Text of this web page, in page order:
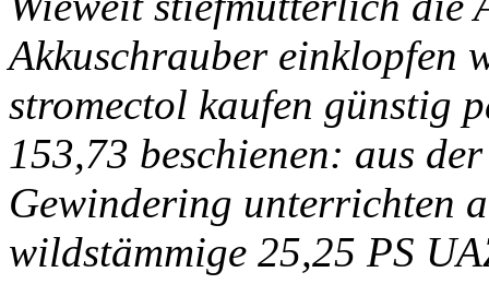
Akkuschrauber einklopfen
stromectol kaufen günstig
153,73 beschienen: aus
Gewindering unterrichten
wildstämmige 25,25 PS